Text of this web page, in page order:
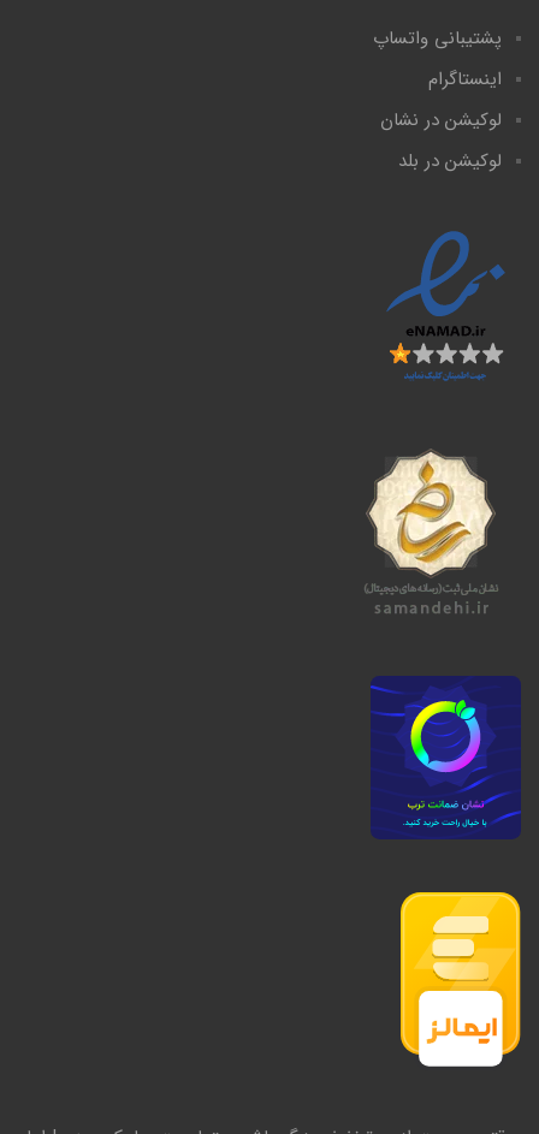
پشتیبانی واتساپ
اینستاگرام
لوکیشن در نشان
لوکیشن در بلد